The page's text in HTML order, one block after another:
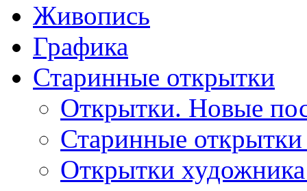
Живопись
Графика
Старинные открытки
Открытки. Новые
Старинные
Открытки